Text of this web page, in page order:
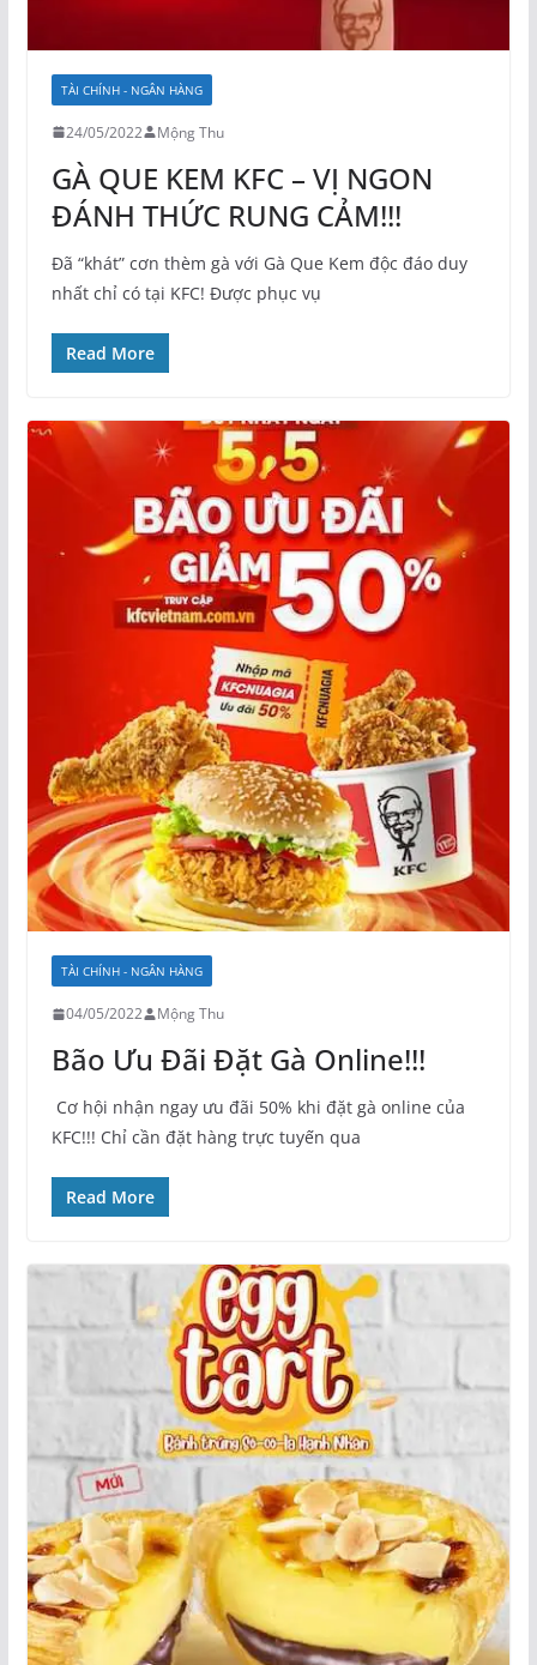
TÀI CHÍNH - NGÂN HÀNG
24/05/2022 Mộng Thu
GÀ QUE KEM KFC – VỊ NGON
ĐÁNH THỨC RUNG CẢM!!!
Đã “khát” cơn thèm gà với Gà Que Kem độc đáo duy
nhất chỉ có tại KFC! Được phục vụ
Read More
TÀI CHÍNH - NGÂN HÀNG
04/05/2022 Mộng Thu
Bão Ưu Đãi Đặt Gà Online!!!
Cơ hội nhận ngay ưu đãi 50% khi đặt gà online của
KFC!!! Chỉ cần đặt hàng trực tuyến qua
Read More